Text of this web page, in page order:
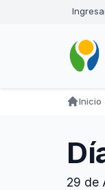
Navegación
navegación
Inicio
29 de